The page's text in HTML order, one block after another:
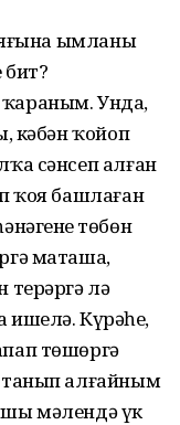
яғына ымланы
Унда,
кәбән ҡойоп
сәнсеп алған
ҡоя башлаған
төбөн
маташа,
терәргә лә
Күрәһең,
төшөргә
танып алғайным
мәлендә үк